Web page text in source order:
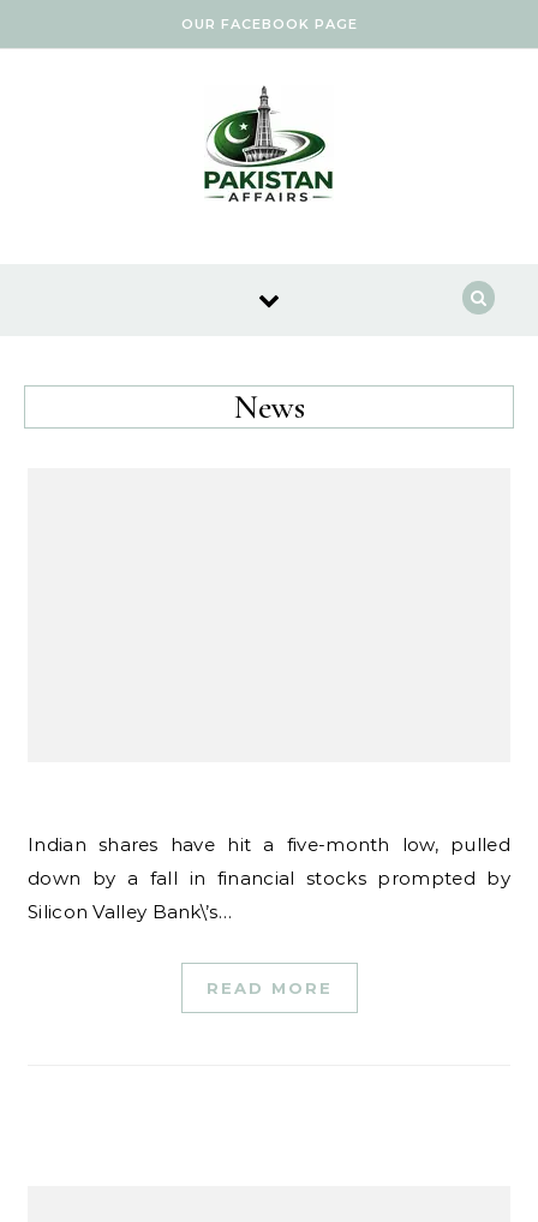
OUR FACEBOOK PAGE
News
Indian shares have hit a five-month low, pulled
down by a fall in financial stocks prompted by
Silicon Valley Bank\’s…
READ MORE